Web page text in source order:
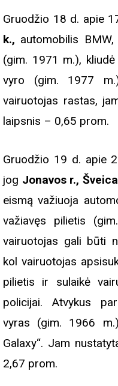
Gruodžio 18 d. apie
k., automobilis
(gim. 1971 m.),
vyro (gim. 1977
vairuotojas rastas,
laipsnis – 0,65 prom.
Gruodžio 19 d. apie
jog Jonavos r.,
eismą važiuoja
važiavęs pilietis
vairuotojas gali būti
kol vairuotojas
pilietis ir sulaikė
policijai. Atvykus
vyras (gim. 1966
Galaxy“. Jam
2,67 prom.